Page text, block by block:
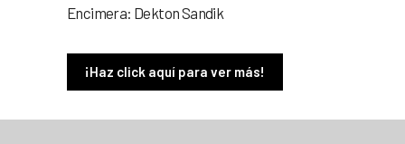
Encimera: Dekton Sandik
¡Haz click aquí para ver más!